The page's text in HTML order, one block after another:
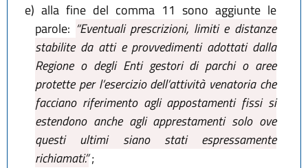
e) alla fine del comma 11 sono aggiunte le
parole: “Eventuali prescrizioni, limiti e distanze
stabilite da atti e provvedimenti adottati dalla
Regione o degli Enti gestori di parchi o aree
protette per l’esercizio dell’attività venatoria che
facciano riferimento agli appostamenti fissi si
estendono anche agli apprestamenti solo ove
questi ultimi siano stati espressamente
richiamati.”;